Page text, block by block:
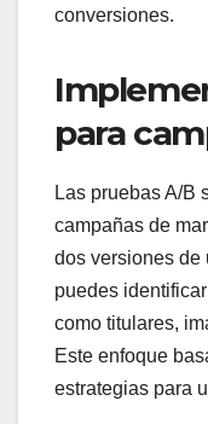
conversiones.
para
Las pruebas A/B
campañas de
dos versiones de
puedes
como titulares,
Este enfoque
estrategias para